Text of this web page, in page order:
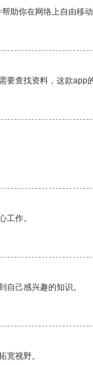
助你在网络上自由移动
查找资料，这款app
工作。
己感兴趣的知识。
宽视野。